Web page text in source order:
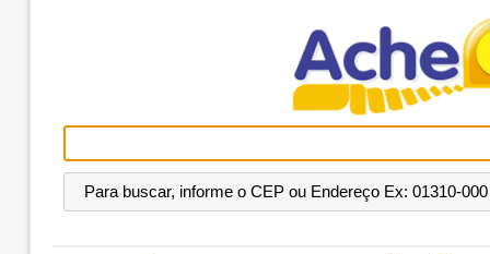
Para buscar, informe o CEP ou Endereço Ex: 01310-